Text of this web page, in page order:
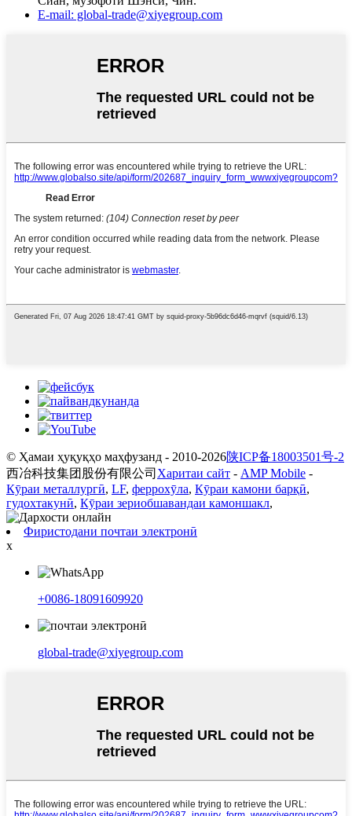
E-mail: global-trade@xiyegroup.com
© Ҳамаи ҳуқуқҳо маҳфузанд - 2010-2026陕ICP备18003501号-2
西冶科技集团股份有限公司 Харитаи сайт - AMP Mobile -
Кӯраи металлургӣ, LF, феррохӯла, Кӯраи камони барқӣ,
гудохтакунӣ, Кӯраи зериобшавандаи камоншакл,
Фиристодани почтаи электронӣ
x
+0086-18091609920
global-trade@xiyegroup.com